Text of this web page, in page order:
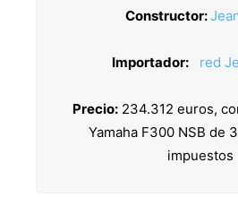
Constructor:
Importador: red
Precio:234.312 euros,
Yamaha F300 NSB de
impuestos